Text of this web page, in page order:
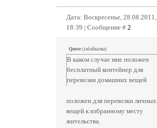
Дата: Воскресенье, 28.08.2011,
18:39 | Сообщение # 2
Quote (забайкалка)
В каком случае мне положен
бесплатный контейнер для
перевозки домашних вещей
положен для перевозки личных
вещей к избранному месту
жительства.